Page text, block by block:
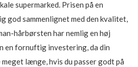
supermarked. Prisen på en
god sammenlignet med den kvalitet,
hårbørsten har nemlig en høj
en fornuftig investering, da din
længe, hvis du passer godt på